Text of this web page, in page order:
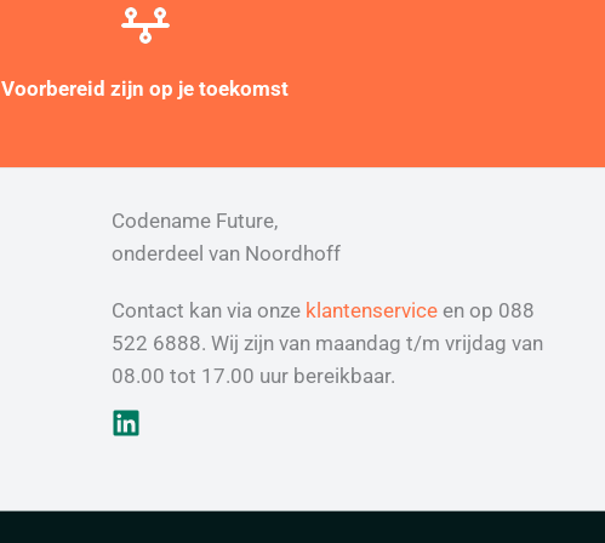
Voorbereid zijn op je toekomst
Codename Future,
onderdeel van Noordhoff
Contact kan via onze klantenserviceen op 088
522 6888. Wij zijn van maandag t/m vrijdag van
08.00 tot 17.00 uur bereikbaar.